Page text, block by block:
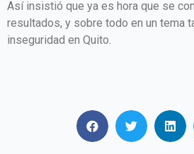
Así insistió que ya es hora que se
resultados, y sobre todo en un tema
inseguridad en Quito.